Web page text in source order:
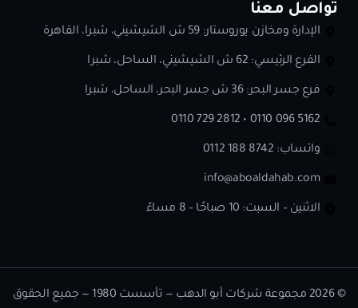
تواصل معنا
الإدارة ومخازن يوروستار: 59 ش الشيشيني، شبرا، القاهرة
الفرع الرئيسي: 62 ش الشيشيني، الساحل، شبرا
فرع جسر البحر: 36 ش جسر البحر، الساحل، شبرا
0110 729 2812 • 0110 096 5162
واتساب:0112 188 8742
info@aboaldahab.com
الاثنين – السبت: 10 صباحًا – 8 مساءً
© 2026 مجموعة شركات أبو الدهب — تأسست 1980 — جميع الحقوق